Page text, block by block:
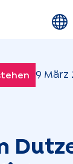
Zum
9 März